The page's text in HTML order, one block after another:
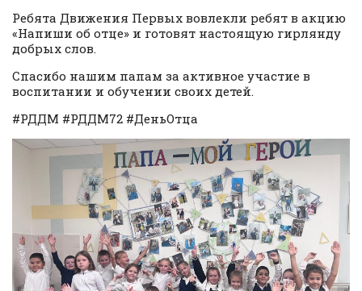
Ребята Движения Первых вовлекли ребят в акцию
«Напиши об отце» и готовят настоящую гирлянду
добрых слов.
Спасибо нашим папам за активное участие в
воспитании и обучении своих детей.
#РДДМ #РДДМ72 #ДеньОтца